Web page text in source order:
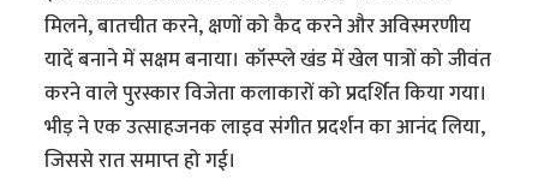
मिलने, बातचीत करने, क्षणों को कैद करने और अविस्मरणीय
यादें बनाने में सक्षम बनाया। कॉस्प्ले खंड में खेल पात्रों को जीवंत
करने वाले पुरस्कार विजेता कलाकारों को प्रदर्शित किया गया।
भीड़ ने एक उत्साहजनक लाइव संगीत प्रदर्शन का आनंद लिया,
जिससे रात समाप्त हो गई।